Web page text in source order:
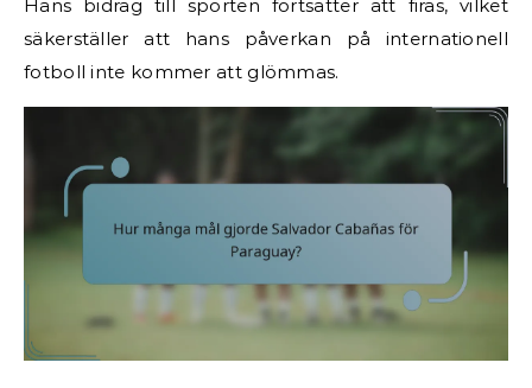
Hans bidrag till sporten fortsätter att firas, vilket
säkerställer att hans påverkan på internationell
fotboll inte kommer att glömmas.